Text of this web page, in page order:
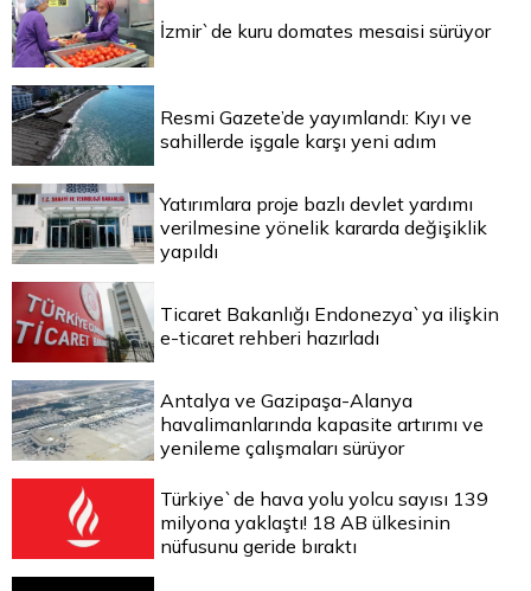
İzmir`de kuru domates mesaisi sürüyor
Resmi Gazete’de yayımlandı: Kıyı ve
sahillerde işgale karşı yeni adım
Yatırımlara proje bazlı devlet yardımı
verilmesine yönelik kararda değişiklik
yapıldı
Ticaret Bakanlığı Endonezya`ya ilişkin
e-ticaret rehberi hazırladı
Antalya ve Gazipaşa-Alanya
havalimanlarında kapasite artırımı ve
yenileme çalışmaları sürüyor
Türkiye`de hava yolu yolcu sayısı 139
milyona yaklaştı! 18 AB ülkesinin
nüfusunu geride bıraktı